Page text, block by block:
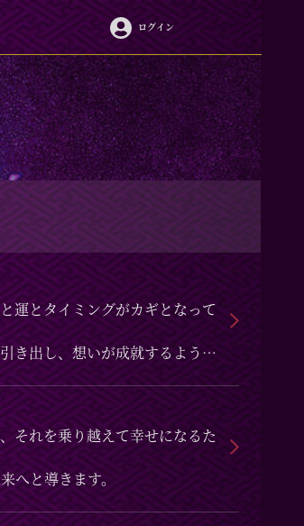
ログイン
運とタイミングがカギとなって
き出し、想いが成就するよう選
それを乗り越えて幸せになるた
へと導きます。